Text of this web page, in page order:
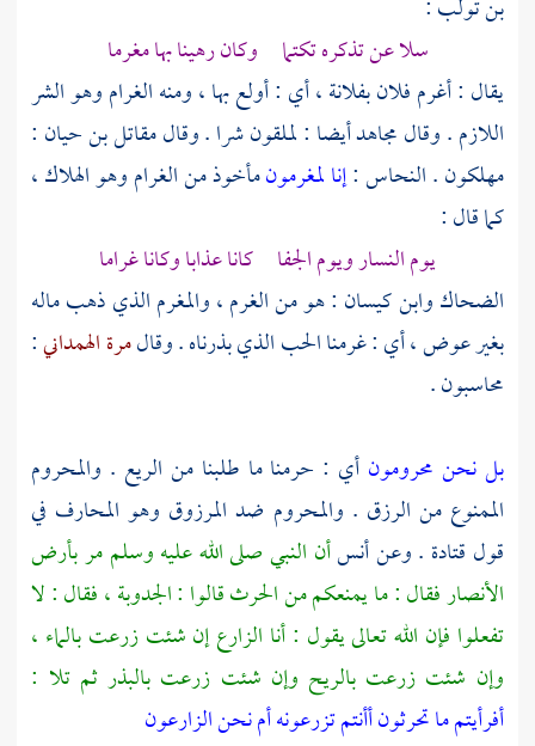
بن تولب:
سلا عن تذكره تكتما وكان رهينا بها مغرما
يقال : أغرم فلان بفلانة ، أي : أولع بها ، ومنه الغرام وهو الشر
اللازم . وقالمجاهدأيضا : لملقون شرا . وقالمقاتل بن حيان :
مهلكون .النحاس:إنا لمغرمونمأخوذ من الغرام وهو الهلاك ،
كما قال :
يوم النسار ويوم الجفا كانا عذابا وكانا غراما
الضحاكوابن كيسان : هو من الغرم ، والمغرم الذي ذهب ماله
بغير عوض ، أي : غرمنا الحب الذي بذرناه . وقالمرة الهمداني:
محاسبون .
بل نحن محرومون أي : حرمنا ما طلبنا من الريع . والمحروم
الممنوع من الرزق . والمحروم ضد المرزوق وهو المحارف في
قول قتادة . وعنأنسأن النبي صلى الله عليه وسلم مر بأرض
الأنصارفقال : ما يمنعكم من الحرث قالوا : الجدوبة ، فقال : لا
تفعلوا فإن الله تعالى يقول : أنا الزارع إن شئت زرعت بالماء ،
وإن شئت زرعت بالريح وإن شئت زرعت بالبذر ثم تلا :
أفرأيتم ما تحرثون أأنتم تزرعونه أم نحن الزارعون